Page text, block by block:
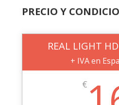
PRECIO Y
REAL LIGHT
+ IVA en
€